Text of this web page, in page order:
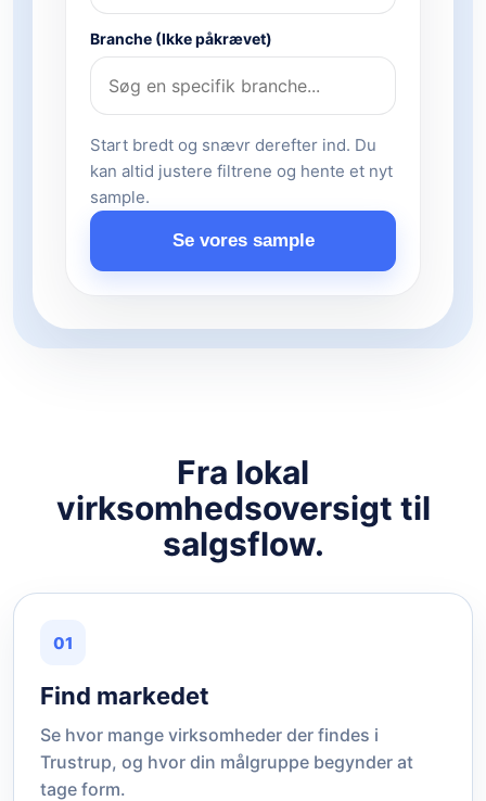
Branche (Ikke påkrævet)
Start bredt og snævr derefter ind. Du
kan altid justere filtrene og hente et nyt
sample.
Se vores sample
Fra lokal
virksomhedsoversigt til
salgsflow.
01
Find markedet
Se hvor mange virksomheder der findes i
Trustrup, og hvor din målgruppe begynder at
tage form.